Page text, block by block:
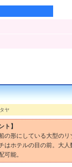
ヤ
ト】
の形にしている大型の
はホテルの目の前。大
可能。